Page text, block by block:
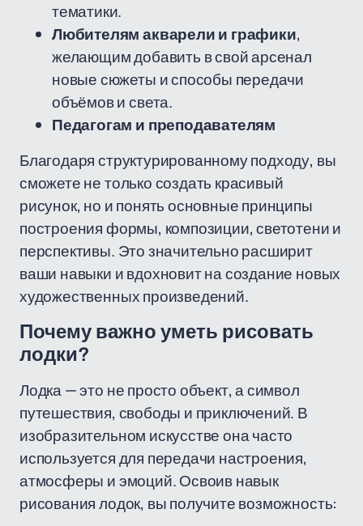
тематики.
Любителям акварели и графики,
желающим добавить в свой арсенал
новые сюжеты и способы передачи
объёмов и света.
Педагогам и преподавателям
Благодаря структурированному подходу, вы
сможете не только создать красивый
рисунок, но и понять основные принципы
построения формы, композиции, светотени и
перспективы. Это значительно расширит
ваши навыки и вдохновит на создание новых
художественных произведений.
Почему важно уметь рисовать
лодки?
Лодка — это не просто объект, а символ
путешествия, свободы и приключений. В
изобразительном искусстве она часто
используется для передачи настроения,
атмосферы и эмоций. Освоив навык
рисования лодок, вы получите возможность: